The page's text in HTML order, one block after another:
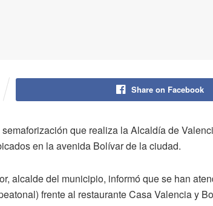
Share on Facebook
que realiza la Alcaldía de
en la avenida Bolívar de la ciudad.
alcalde del municipio, informó que se han
frente al restaurante Casa Valencia y